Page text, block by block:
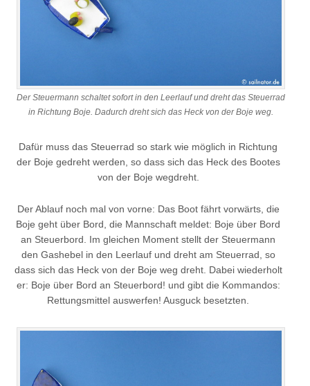
Der Steuermann schaltet sofort in den Leerlauf und dreht das Steuerrad
in Richtung Boje. Dadurch dreht sich das Heck von der Boje weg.
Dafür muss das Steuerrad so stark wie möglich in Richtung
der Boje gedreht werden, so dass sich das Heck des Bootes
von der Boje wegdreht.
Der Ablauf noch mal von vorne: Das Boot fährt vorwärts, die
Boje geht über Bord, die Mannschaft meldet: Boje über Bord
an Steuerbord. Im gleichen Moment stellt der Steuermann
den Gashebel in den Leerlauf und dreht am Steuerrad, so
dass sich das Heck von der Boje weg dreht. Dabei wiederholt
er: Boje über Bord an Steuerbord! und gibt die Kommandos:
Rettungsmittel auswerfen! Ausguck besetzten.